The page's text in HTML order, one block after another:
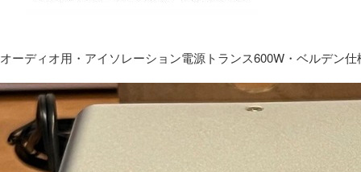
オーディオ用・アイソレーション電源トランス600W・ベルデン仕